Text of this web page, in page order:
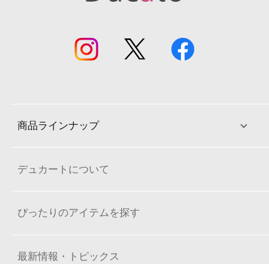
商品ラインナップ
デュカートについて
ぴったりのアイテムを探す
最新情報・トピックス